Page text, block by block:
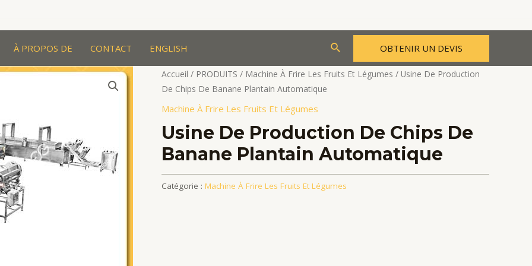
À PROPOS DE CONTACT ENGLISH RechercherOBTENIR UN DEVIS
Accueil / PRODUITS / Machine À Frire Les Fruits Et Légumes / Usine De Production
De Chips De Banane Plantain Automatique
Machine À Frire Les Fruits Et Légumes
Usine De Production De Chips De
Banane Plantain Automatique
Catégorie : Machine À Frire Les Fruits Et Légumes